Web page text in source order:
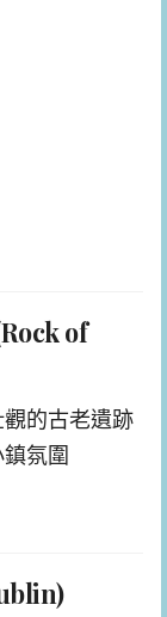
of
的古老遺跡
氛圍